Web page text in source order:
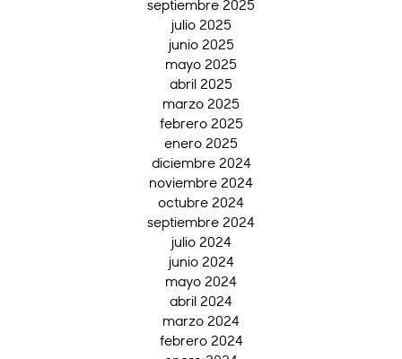
septiembre 2025
julio 2025
junio 2025
mayo 2025
abril 2025
marzo 2025
febrero 2025
enero 2025
diciembre 2024
noviembre 2024
octubre 2024
septiembre 2024
julio 2024
junio 2024
mayo 2024
abril 2024
marzo 2024
febrero 2024